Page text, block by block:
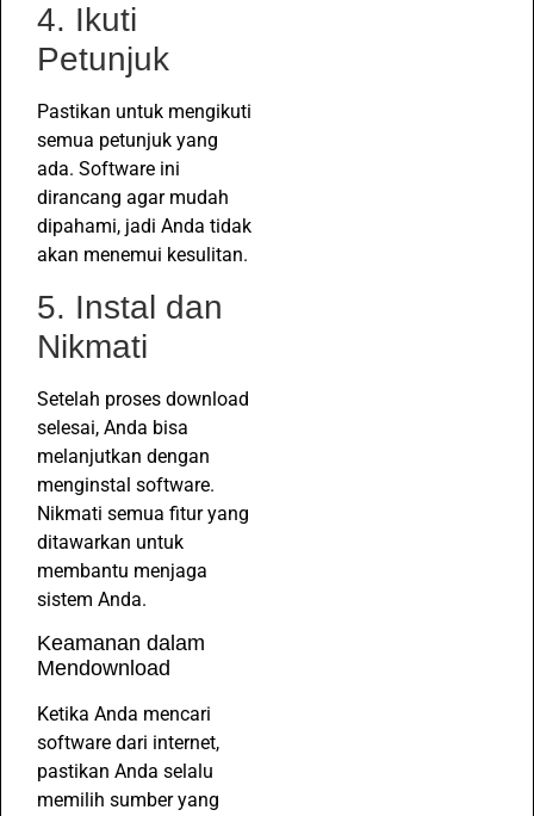
4. Ikuti
Petunjuk
Pastikan untuk mengikuti
semua petunjuk yang
ada. Software ini
dirancang agar mudah
dipahami, jadi Anda tidak
akan menemui kesulitan.
5. Instal dan
Nikmati
Setelah proses download
selesai, Anda bisa
melanjutkan dengan
menginstal software.
Nikmati semua fitur yang
ditawarkan untuk
membantu menjaga
sistem Anda.
Keamanan dalam
Mendownload
Ketika Anda mencari
software dari internet,
pastikan Anda selalu
memilih sumber yang